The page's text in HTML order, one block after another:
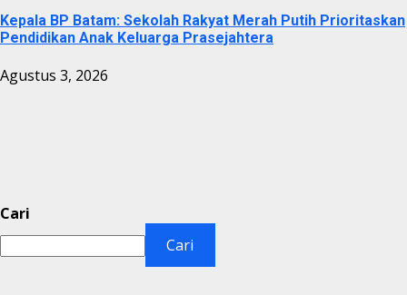
Kepala BP Batam: Sekolah Rakyat Merah Putih Prioritaskan
Pendidikan Anak Keluarga Prasejahtera
Agustus 3, 2026
Cari
Cari